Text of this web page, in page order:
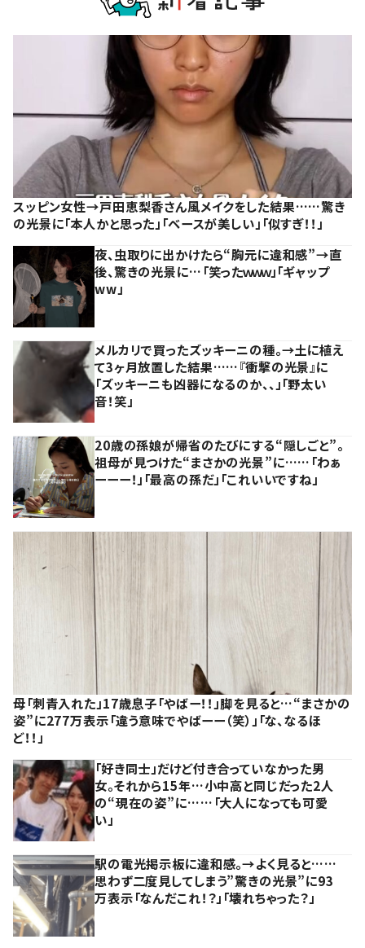
スッピン女性→戸田恵梨香さん風メイクをした結果……驚き
の光景に「本人かと思った」「ベースが美しい」「似すぎ！！」
夜、虫取りに出かけたら“胸元に違和感”→直
後、驚きの光景に…「笑ったｗｗｗ」「ギャップ
ww」
メルカリで買ったズッキーニの種。→土に植え
て3ヶ月放置した結果……『衝撃の光景』に
「ズッキーニも凶器になるのか、、」「野太い
音！笑」
20歳の孫娘が帰省のたびにする“隠しごと”。
祖母が見つけた“まさかの光景”に……「わぁ
ーーー！」「最高の孫だ」「これいいですね」
母「刺青入れた」17歳息子「やばー！！」脚を見ると…“まさかの
姿”に277万表示「違う意味でやばーー（笑）」「な、なるほ
ど！！」
「好き同士」だけど付き合っていなかった男
女。それから15年…小中高と同じだった2人
の“現在の姿”に……「大人になっても可愛
い」
駅の電光掲示板に違和感。→よく見ると……
思わず二度見してしまう”驚きの光景”に93
万表示「なんだこれ！？」「壊れちゃった？」